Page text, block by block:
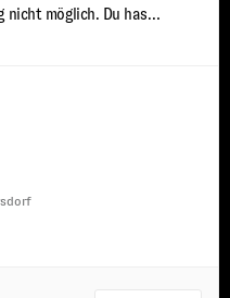
nicht möglich. Du hast
deine Technik, damit